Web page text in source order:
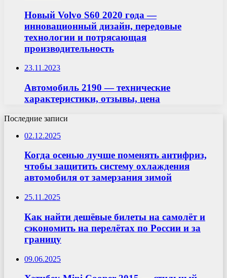
Новый Volvo S60 2020 года —
инновационный дизайн, передовые
технологии и потрясающая
производительность
23.11.2023
Автомобиль 2190 — технические
характеристики, отзывы, цена
Последние записи
02.12.2025
Когда осенью лучше поменять антифриз,
чтобы защитить систему охлаждения
автомобиля от замерзания зимой
25.11.2025
Как найти дешёвые билеты на самолёт и
сэкономить на перелётах по России и за
границу
09.06.2025